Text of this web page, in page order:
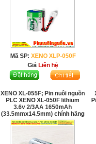
Mã SP: XENO XLP-050F
Giá Liên hệ
XENO XL-055F; Pin nuôi nguồn
PLC XENO XL-050F lithium
3.6v 2/3AA 1650mAh
(33.5mmx14.5mm) chính hãng